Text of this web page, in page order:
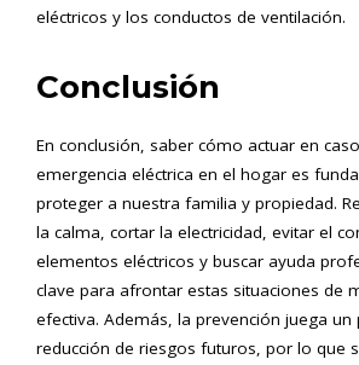
eléctricos y los conductos de ventilación.
Conclusión
En conclusión, saber cómo actuar en
emergencia eléctrica en el hogar es
proteger a nuestra familia y propiedad.
la calma, cortar la electricidad, evitar el
elementos eléctricos y buscar ayuda
clave para afrontar estas situaciones de
efectiva. Además, la prevención juega un
reducción de riesgos futuros, por lo que